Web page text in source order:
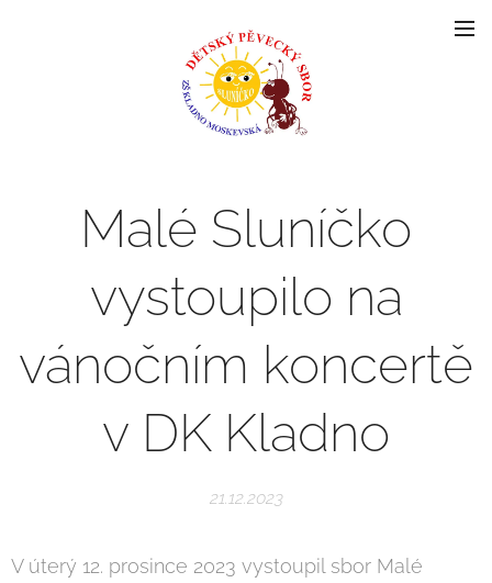
Malé Sluníčko
vystoupilo na
vánočním koncertě
v DK Kladno
21.12.2023
V úterý 12. prosince 2023 vystoupil sbor Malé